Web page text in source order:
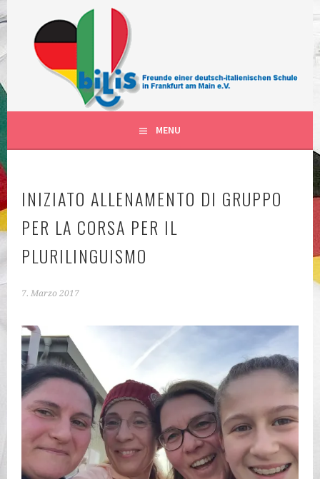
al
contenuto
BILIS FRANKFURT AM MAIN
DEUTSCH-ITALIENISCHE
KLASSEN
FÖRDERVEREIN DER DEUTSCH-ITALIENISCHEN
SCHULKLASSEN IN FRANKFURT AM MAIN DEUTSCHLAND
MENU
INIZIATO ALLENAMENTO DI GRUPPO
PER LA CORSA PER IL
PLURILINGUISMO
7. Marzo 2017